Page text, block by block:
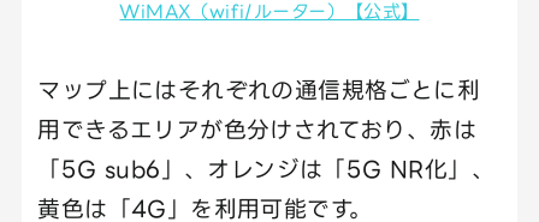
WiMAX（wifi/ルーター）【公式】
マップ上にはそれぞれの通信規格ごとに利
用できるエリアが色分けされており、赤は
「5G sub6」、オレンジは「5G NR化」、
黄色は「4G」を利用可能です。